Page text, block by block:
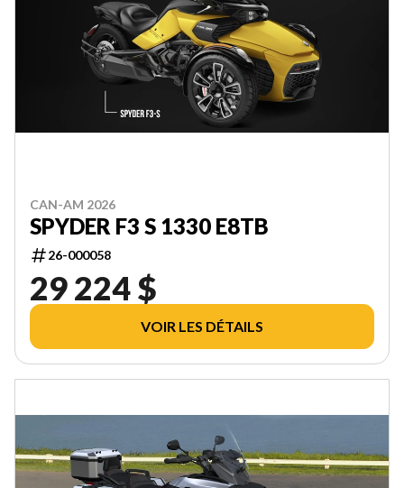
CAN-AM 2026
SPYDER F3 S 1330 E8TB
26-000058
29 224 $
VOIR LES DÉTAILS